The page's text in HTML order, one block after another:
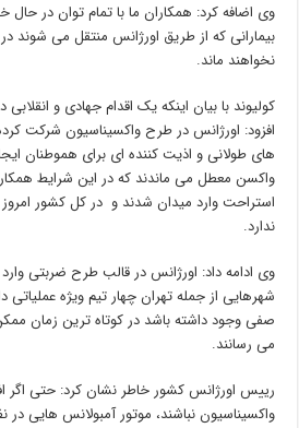
وی اضافه کرد: همکاران ما با تمام توان در
بیمارانی که از طریق اورژانس منتقل می شوند در
نخواهند ماند.
کولیوند با بیان اینکه یک اقدام جهادی و انقلابی
افزود: اورژانس در طرح واکسیناسیون شرکت
های طولانی و اذیت کننده ای برای هموطنان
واکسن معطل می ماندند که در این شرایط
استراحت وارد میدان شدند و در کل کشور
ندارد.
وی ادامه داد: اورژانس در قالب طرح ضربتی
شهرهایی از جمله تهران چهار تیم ویژه عملیاتی
صفی وجود داشته باشد در کوتاه ترین زمان ممکن
می رسانند.
رییس اورژانس کشور خاطر نشان کرد: حتی اگر
واکسیناسیون نباشند، موتور آمبولانس هایی